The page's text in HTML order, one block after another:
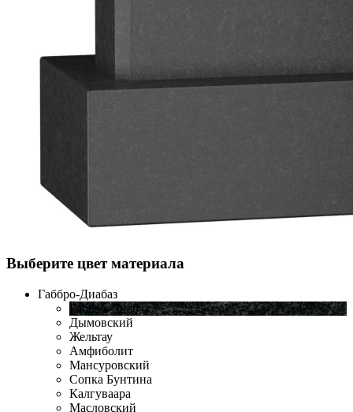
Выберите цвет материала
Габбро-Диабаз
Габбро-Диабаз
Дымовский
Жельтау
Амфиболит
Мансуровский
Сопка Бунтина
Калгуваара
Масловский